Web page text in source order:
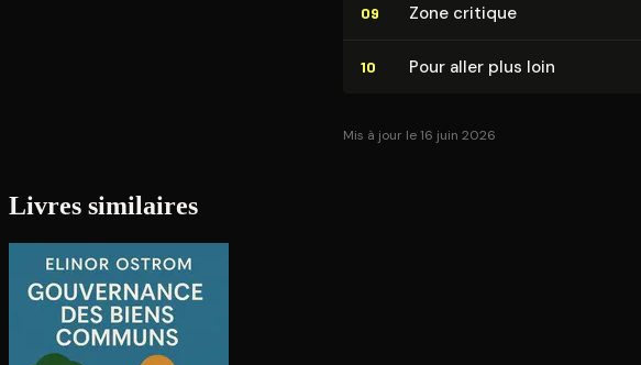
09 Zone critique
10 Pour aller plus loin
Mis à jour le 16 juin 2026
Livres similaires